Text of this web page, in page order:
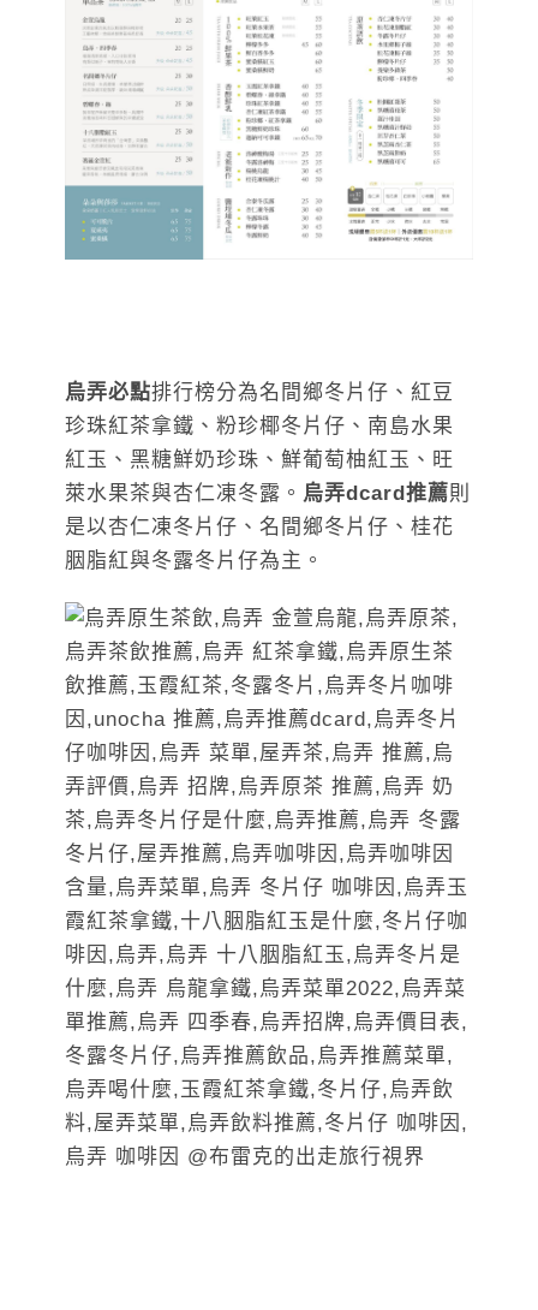
烏弄必點排行榜分為名間鄉冬片仔、紅豆
珍珠紅茶拿鐵、粉珍椰冬片仔、南島水果
紅玉、黑糖鮮奶珍珠、鮮葡萄柚紅玉、旺
萊水果茶與杏仁凍冬露。 烏弄dcard推薦則
是以杏仁凍冬片仔、名間鄉冬片仔、桂花
胭脂紅與冬露冬片仔為主。